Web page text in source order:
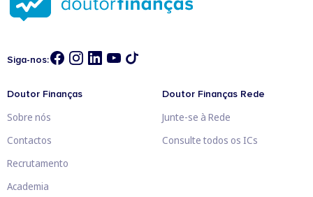
Siga-nos:
Doutor Finanças
Sobre nós
Contactos
Recrutamento
Academia
Doutor Finanças Rede
Junte-se à Rede
Consulte todos os ICs